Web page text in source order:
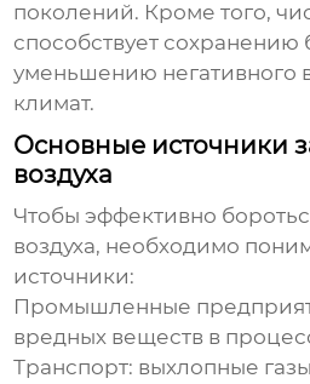
поколений. Кроме того,
способствует сохранению
уменьшению негативного
климат.
Основные источники
воздуха
Чтобы эффективно
воздуха, необходимо
источники:
Промышленные
вредных веществ в
Транспорт: выхлопные